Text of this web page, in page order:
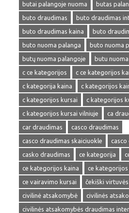
butai palangoje nuoma
butas
buto draudimas
buto draudimas
buto draudimas kaina
buto
buto nuoma palanga
buto nuoma
butų nuoma palangoje
butu
c ce kategorijos
c ce kategorijos
c kategorija kaina
c kategorijos
c kategorijos kursai
c kategorijos
c kategorijos kursai vilniuje
ca
car draudimas
casco draudimas
casco draudimas skaiciuokle
casco
casko draudimas
ce kategorija
ce kategorijos kaina
ce kategorijos
ce vairavimo kursai
čekiški
civilinė atsakomybė
civilinės
civilinės atsakomybės draudimas